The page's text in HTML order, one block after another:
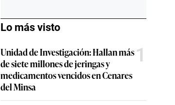
Lo más visto
Unidad de Investigación: Hallan más
de siete millones de jeringas y
medicamentos vencidos en Cenares
del Minsa
1